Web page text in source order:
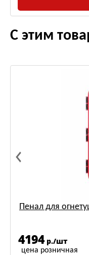
С этим
Пенал для
4194 р./шт
цена розничная